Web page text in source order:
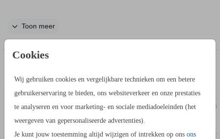
Cookies
Wij gebruiken cookies en vergelijkbare technieken om een betere
gebruikerservaring te bieden, ons websiteverkeer en onze prestaties
te analyseren en voor marketing- en sociale mediadoeleinden (het
weergeven van gepersonaliseerde advertenties).
Je kunt jouw toestemming altijd wijzigen of intrekken op ons ons
gekozen) of 14 bij 21 cm.
Maak 1 ontwerp van een tafelnummerkaart en zet deze in je
winkelmandje. Ga daarna terug naar je account en open weer
deze kaart in de kaartopmaker en pas het nummer aan.
Bestel zo alle nummers die je nodig hebt.
Toon meer
BESTELLEN